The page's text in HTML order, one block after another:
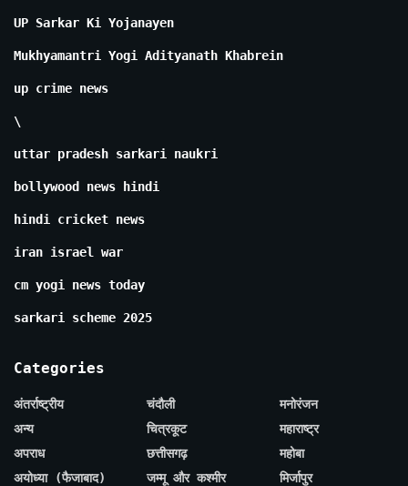
UP Sarkar Ki Yojanayen
Mukhyamantri Yogi Adityanath Khabrein
up crime news
\
uttar pradesh sarkari naukri
bollywood news hindi
hindi cricket news
iran israel war
cm yogi news today
sarkari scheme 2025
Categories
अंतर्राष्ट्रीय
अन्य
अपराध
अयोध्या (फैजाबाद)
चंदौली
चित्रकूट
छत्तीसगढ़
जम्मू और कश्मीर
मनोरंजन
महाराष्ट्र
महोबा
मिर्जापुर